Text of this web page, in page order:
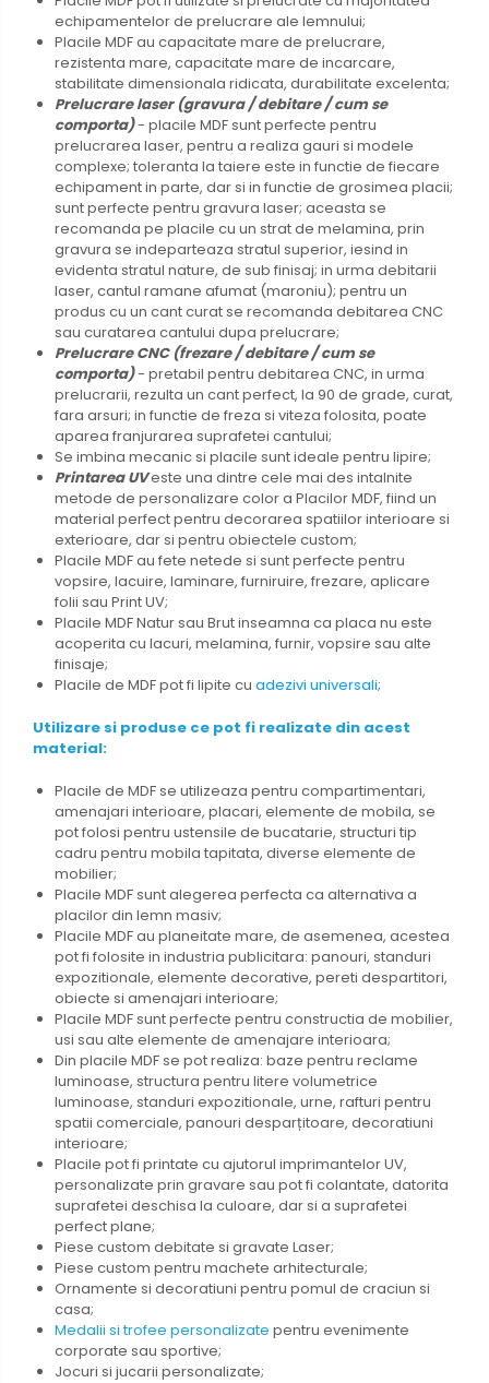
echipamentelor de prelucrare ale lemnului;
Placile MDF au capacitate mare de prelucrare,
rezistenta mare, capacitate mare de incarcare,
stabilitate dimensionala ridicata, durabilitate excelenta;
Prelucrare laser (gravura / debitare / cum se
comporta)- placile MDF sunt perfecte pentru
prelucrarea laser, pentru a realiza gauri si modele
complexe; toleranta la taiere este in functie de fiecare
echipament in parte, dar si in functie de grosimea placii;
sunt perfecte pentru gravura laser; aceasta se
recomanda pe placile cu un strat de melamina, prin
gravura se indeparteaza stratul superior, iesind in
evidenta stratul nature, de sub finisaj; in urma debitarii
laser, cantul ramane afumat (maroniu); pentru un
produs cu un cant curat se recomanda debitarea CNC
sau curatarea cantului dupa prelucrare;
Prelucrare CNC (frezare / debitare / cum se
comporta)- pretabil pentru debitarea CNC, in urma
prelucrarii, rezulta un cant perfect, la 90 de grade, curat,
fara arsuri; in functie de freza si viteza folosita, poate
aparea franjurarea suprafetei cantului;
Se imbina mecanic si placile sunt ideale pentru lipire;
Printarea UVeste una dintre cele mai des intalnite
metode de personalizare color a Placilor MDF, fiind un
material perfect pentru decorarea spatiilor interioare si
exterioare, dar si pentru obiectele custom;
Placile MDF au fete netede si sunt perfecte pentru
vopsire, lacuire, laminare, furniruire, frezare, aplicare
folii sau Print UV;
Placile MDF Natur sau Brut inseamna ca placa nu este
acoperita cu lacuri, melamina, furnir, vopsire sau alte
finisaje;
Placile de MDF pot fi lipite cu adezivi universali;
Utilizare si produse ce pot fi realizate din acest
material:
Placile de MDF se utilizeaza pentru compartimentari,
amenajari interioare, placari, elemente de mobila, se
pot folosi pentru ustensile de bucatarie, structuri tip
cadru pentru mobila tapitata, diverse elemente de
mobilier;
Placile MDF sunt alegerea perfecta ca alternativa a
placilor din lemn masiv;
Placile MDF au planeitate mare, de asemenea, acestea
pot fi folosite in industria publicitara: panouri, standuri
expozitionale, elemente decorative, pereti despartitori,
obiecte si amenajari interioare;
Placile MDF sunt perfecte pentru constructia de mobilier,
usi sau alte elemente de amenajare interioara;
Din placile MDF se pot realiza: baze pentru reclame
luminoase, structura pentru litere volumetrice
luminoase, standuri expozitionale, urne, rafturi pentru
spatii comerciale, panouri desparțitoare, decoratiuni
interioare;
Placile pot fi printate cu ajutorul imprimantelor UV,
personalizate prin gravare sau pot fi colantate, datorita
suprafetei deschisa la culoare, dar si a suprafetei
perfect plane;
Piese custom debitate si gravate Laser;
Piese custom pentru machete arhitecturale;
Ornamente si decoratiuni pentru pomul de craciun si
casa;
Medalii si trofee personalizate pentru evenimente
corporate sau sportive;
Jocuri si jucarii personalizate;